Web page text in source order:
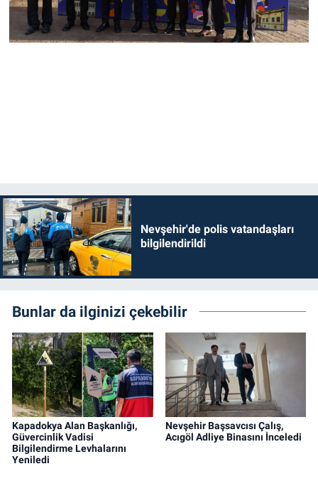
Nevşehir'de polis vatandaşları
bilgilendirildi
Bunlar da ilginizi çekebilir
Kapadokya Alan Başkanlığı,
Güvercinlik Vadisi
Bilgilendirme Levhalarını
Yeniledi
Nevşehir Başsavcısı Çalış,
Acıgöl Adliye Binasını İnceledi